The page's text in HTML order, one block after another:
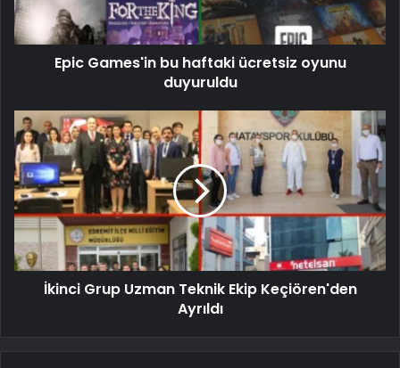
Epic Games'in bu haftaki ücretsiz oyunu
duyuruldu
İkinci Grup Uzman Teknik Ekip Keçiören'den
Ayrıldı